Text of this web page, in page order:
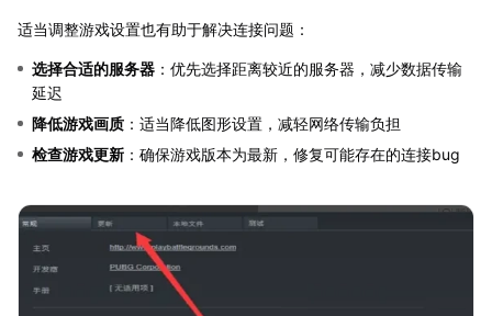
适当调整游戏设置也有助于解决连接问题：
选择合适的服务器 ：优先选择距离较近的服务器，减少数据传输
延迟
降低游戏画质 ：适当降低图形设置，减轻网络传输负担
检查游戏更新 ：确保游戏版本为最新，修复可能存在的连接bug